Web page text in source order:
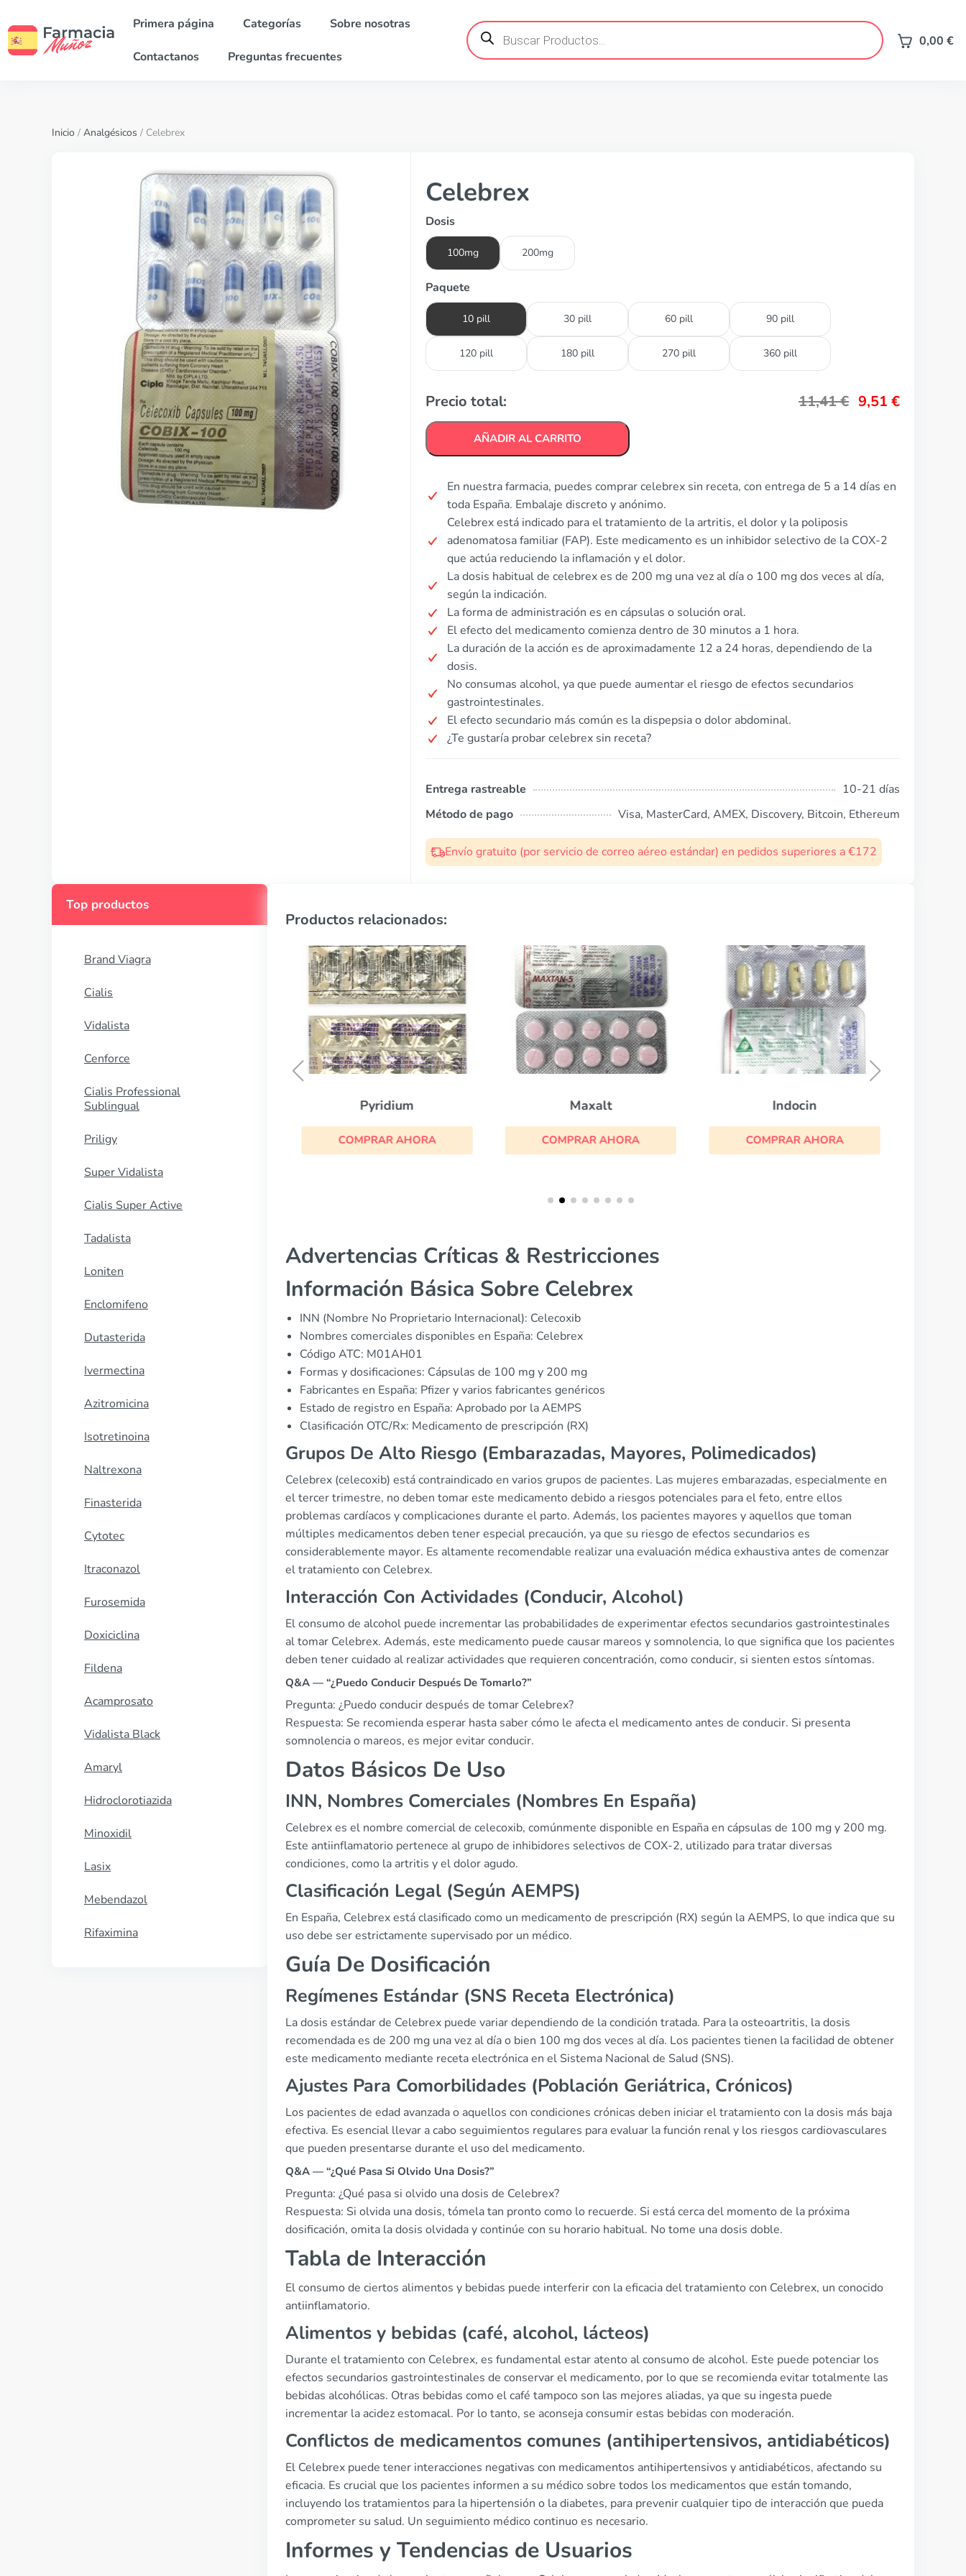
Primera página Categorías Sobre nosotras
Contactanos Preguntas frecuentes
Búsqueda
de
productos 0,00 €
Inicio / Analgésicos / Celebrex
Celebrex
Dosis
100mg 200mg
Paquete
10 pill 30 pill 60 pill 90 pill
120 pill 180 pill 270 pill 360 pill
Precio total: 11,41€ 9,51 €
AÑADIR AL CARRITO
En nuestra farmacia, puedes comprar celebrex sin receta, con entrega de 5 a 14 días en
toda España. Embalaje discreto y anónimo.
Celebrex está indicado para el tratamiento de la artritis, el dolor y la poliposis
adenomatosa familiar (FAP). Este medicamento es un inhibidor selectivo de la COX-2
que actúa reduciendo la inflamación y el dolor.
La dosis habitual de celebrex es de 200 mg una vez al día o 100 mg dos veces al día,
según la indicación.
La forma de administración es en cápsulas o solución oral.
El efecto del medicamento comienza dentro de 30 minutos a 1 hora.
La duración de la acción es de aproximadamente 12 a 24 horas, dependiendo de la
dosis.
No consumas alcohol, ya que puede aumentar el riesgo de efectos secundarios
gastrointestinales.
El efecto secundario más común es la dispepsia o dolor abdominal.
¿Te gustaría probar celebrex sin receta?
Entrega rastreable
10-21 días
Método de pago
Visa, MasterCard, AMEX, Discovery, Bitcoin, Ethereum
Envío gratuito (por servicio de correo aéreo estándar) en pedidos superiores a €172
Top productos
Brand Viagra
Cialis
Vidalista
Cenforce
Cialis Professional
Sublingual
Priligy
Super Vidalista
Cialis Super Active
Tadalista
Loniten
Enclomifeno
Dutasterida
Ivermectina
Azitromicina
Isotretinoina
Naltrexona
Finasterida
Cytotec
Itraconazol
Furosemida
Doxiciclina
Fildena
Acamprosato
Vidalista Black
Amaryl
Hidroclorotiazida
Minoxidil
Lasix
Mebendazol
Rifaximina
Productos relacionados:
Pyridium
COMPRAR AHORA
Maxalt
COMPRAR AHORA
Indocin
COMPRAR AHORA
Advertencias Críticas & Restricciones
Información Básica Sobre Celebrex
INN (Nombre No Proprietario Internacional): Celecoxib
Nombres comerciales disponibles en España: Celebrex
Código ATC: M01AH01
Formas y dosificaciones: Cápsulas de 100 mg y 200 mg
Fabricantes en España: Pfizer y varios fabricantes genéricos
Estado de registro en España: Aprobado por la AEMPS
Clasificación OTC/Rx: Medicamento de prescripción (RX)
Grupos De Alto Riesgo (Embarazadas, Mayores, Polimedicados)
Celebrex (celecoxib) está contraindicado en varios grupos de pacientes. Las mujeres embarazadas, especialmente en
el tercer trimestre, no deben tomar este medicamento debido a riesgos potenciales para el feto, entre ellos
problemas cardíacos y complicaciones durante el parto. Además, los pacientes mayores y aquellos que toman
múltiples medicamentos deben tener especial precaución, ya que su riesgo de efectos secundarios es
considerablemente mayor. Es altamente recomendable realizar una evaluación médica exhaustiva antes de comenzar
el tratamiento con Celebrex.
Interacción Con Actividades (Conducir, Alcohol)
El consumo de alcohol puede incrementar las probabilidades de experimentar efectos secundarios gastrointestinales
al tomar Celebrex. Además, este medicamento puede causar mareos y somnolencia, lo que significa que los pacientes
deben tener cuidado al realizar actividades que requieren concentración, como conducir, si sienten estos síntomas.
Q&A — “¿Puedo Conducir Después De Tomarlo?”
Pregunta: ¿Puedo conducir después de tomar Celebrex?
Respuesta: Se recomienda esperar hasta saber cómo le afecta el medicamento antes de conducir. Si presenta
somnolencia o mareos, es mejor evitar conducir.
Datos Básicos De Uso
INN, Nombres Comerciales (Nombres En España)
Celebrex es el nombre comercial de celecoxib, comúnmente disponible en España en cápsulas de 100 mg y 200 mg.
Este antiinflamatorio pertenece al grupo de inhibidores selectivos de COX-2, utilizado para tratar diversas
condiciones, como la artritis y el dolor agudo.
Clasificación Legal (Según AEMPS)
En España, Celebrex está clasificado como un medicamento de prescripción (RX) según la AEMPS, lo que indica que su
uso debe ser estrictamente supervisado por un médico.
Guía De Dosificación
Regímenes Estándar (SNS Receta Electrónica)
La dosis estándar de Celebrex puede variar dependiendo de la condición tratada. Para la osteoartritis, la dosis
recomendada es de 200 mg una vez al día o bien 100 mg dos veces al día. Los pacientes tienen la facilidad de obtener
este medicamento mediante receta electrónica en el Sistema Nacional de Salud (SNS).
Ajustes Para Comorbilidades (Población Geriátrica, Crónicos)
Los pacientes de edad avanzada o aquellos con condiciones crónicas deben iniciar el tratamiento con la dosis más baja
efectiva. Es esencial llevar a cabo seguimientos regulares para evaluar la función renal y los riesgos cardiovasculares
que pueden presentarse durante el uso del medicamento.
Q&A — “¿Qué Pasa Si Olvido Una Dosis?”
Pregunta: ¿Qué pasa si olvido una dosis de Celebrex?
Respuesta: Si olvida una dosis, tómela tan pronto como lo recuerde. Si está cerca del momento de la próxima
dosificación, omita la dosis olvidada y continúe con su horario habitual. No tome una dosis doble.
Tabla de Interacción
El consumo de ciertos alimentos y bebidas puede interferir con la eficacia del tratamiento con Celebrex, un conocido
antiinflamatorio.
Alimentos y bebidas (café, alcohol, lácteos)
Durante el tratamiento con Celebrex, es fundamental estar atento al consumo de alcohol. Este puede potenciar los
efectos secundarios gastrointestinales de conservar el medicamento, por lo que se recomienda evitar totalmente las
bebidas alcohólicas. Otras bebidas como el café tampoco son las mejores aliadas, ya que su ingesta puede
incrementar la acidez estomacal. Por lo tanto, se aconseja consumir estas bebidas con moderación.
Conflictos de medicamentos comunes (antihipertensivos, antidiabéticos)
El Celebrex puede tener interacciones negativas con medicamentos antihipertensivos y antidiabéticos, afectando su
eficacia. Es crucial que los pacientes informen a su médico sobre todos los medicamentos que están tomando,
incluyendo los tratamientos para la hipertensión o la diabetes, para prevenir cualquier tipo de interacción que pueda
comprometer su salud. Un seguimiento médico continuo es necesario.
Informes y Tendencias de Usuarios